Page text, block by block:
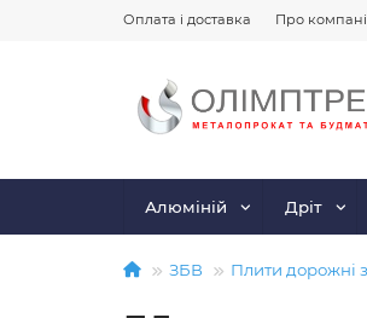
Оплата і доставка Про
Алюміній Дріт
ЗБВ Плити дорожні